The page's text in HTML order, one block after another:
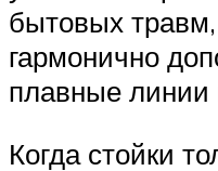
бытовых
гармонично
плавные линии
Когда стойки